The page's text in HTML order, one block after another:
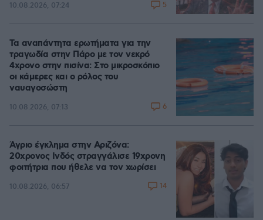
10.08.2026, 07:24 5
Τα αναπάντητα ερωτήματα για την
τραγωδία στην Πάρο με τον νεκρό
4χρονο στην πισίνα: Στο μικροσκόπιο
οι κάμερες και ο ρόλος του
ναυαγοσώστη
10.08.2026, 07:13 6
Άγριο έγκλημα στην Αριζόνα:
20χρονος Ινδός στραγγάλισε 19χρονη
φοιτήτρια που ήθελε να τον χωρίσει
10.08.2026, 06:57 14